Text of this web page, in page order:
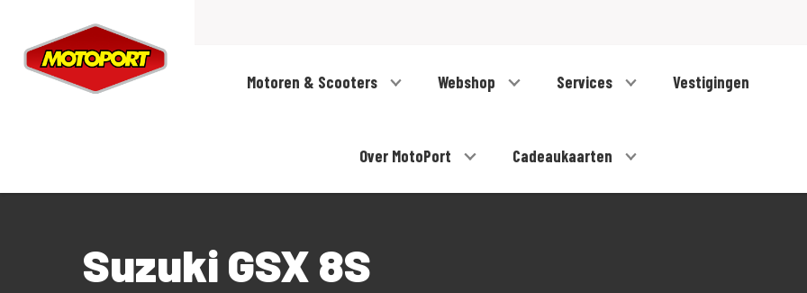
Motoren & Scooters Webshop Services Vestigingen
Over MotoPort Cadeaukaarten
Suzuki GSX 8S